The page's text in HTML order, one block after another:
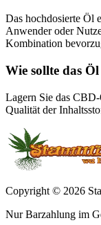
Das hochdosierte Öl
Anwender oder
Kombination
Wie sollte das
Lagern Sie das
Qualität der
Copyright © 2026
Nur Barzahlung im